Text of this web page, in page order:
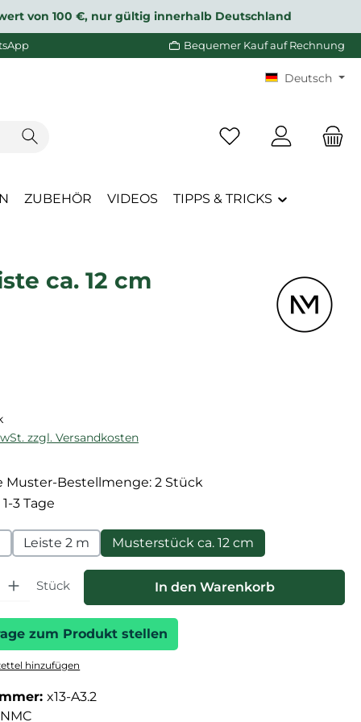
von 100 €, nur gültig innerhalb Deutschland
Bequemer Kauf auf Rechnung
Deutsch
Du hast 0 Produkte
ZUBEHÖR VIDEOS TIPPS & TRICKS
ca. 12 cm
zzgl. Versandkosten
Muster-Bestellmenge: 2 Stück
3 Tage
Leiste 2 m Musterstück ca. 12 cm
Gib den gewünschten Wert ein oder benutze die
Stück In den Warenkorb
zum Produkt stellen
hinzufügen
x13-A3.2
NMC